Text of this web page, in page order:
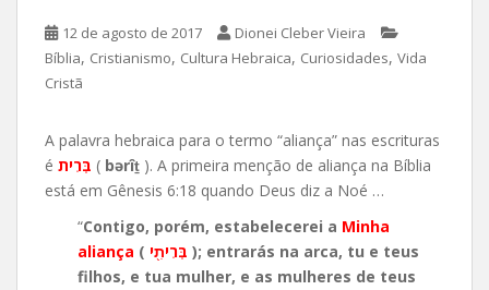
12 de agosto de 2017
Dionei Cleber Vieira
Bíblia, Cristianismo, Cultura Hebraica, Curiosidades, Vida
Cristã
A palavra hebraica para o termo “aliança” nas escrituras
é בְּרִית ( bərîṯ ). A primeira menção de aliança na Bíblia
está em Gênesis 6:18 quando Deus diz a Noé …
“Contigo, porém, estabelecerei a Minha
aliança (
); entrarás na arca, tu e teus
filhos, e tua mulher, e as mulheres de teus